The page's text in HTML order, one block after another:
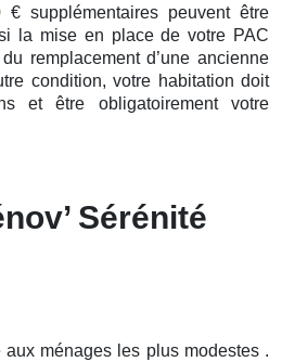
supplémentaires peuvent être
la mise en place de votre PAC
remplacement d’une ancienne
condition, votre habitation doit
et être obligatoirement votre
Sérénité
ménages les plus modestes .